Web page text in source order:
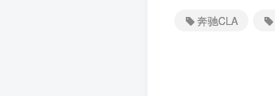
奔驰CLA